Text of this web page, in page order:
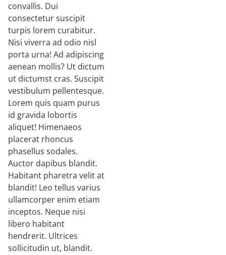
convallis. Dui
consectetur suscipit
turpis lorem curabitur.
Nisi viverra ad odio nisl
porta urna! Ad adipiscing
aenean mollis? Ut dictum
ut dictumst cras. Suscipit
vestibulum pellentesque.
Lorem quis quam purus
id gravida lobortis
aliquet! Himenaeos
placerat rhoncus
phasellus sodales.
Auctor dapibus blandit.
Habitant pharetra velit at
blandit! Leo tellus varius
ullamcorper enim etiam
inceptos. Neque nisi
libero habitant
hendrerit. Ultrices
sollicitudin ut, blandit.